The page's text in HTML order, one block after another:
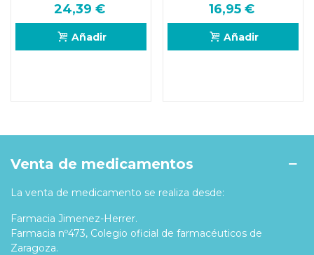
24,39 €
Añadir
16,95 €
Añadir
Venta de medicamentos
La venta de medicamento se realiza desde:
Farmacia Jimenez-Herrer.
Farmacia nº473, Colegio oficial de farmacéuticos de
Zaragoza.